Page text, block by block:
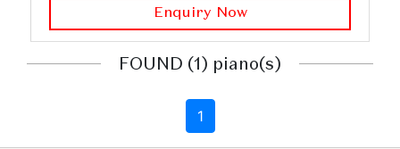
Enquiry Now
FOUND (1) piano(s)
1